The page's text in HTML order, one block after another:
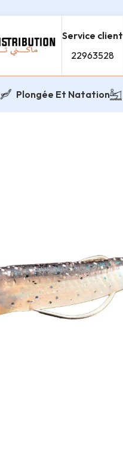
Service client
22963528
Plongée Et Natation